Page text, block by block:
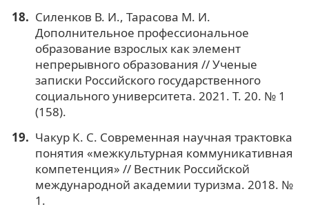
Силенков В. И., Тарасова М. И.
Дополнительное профессиональное
образование взрослых как элемент
непрерывного образования // Ученые
записки Российского государственного
социального университета. 2021. Т. 20. № 1
(158).
Чакур К. С. Современная научная трактовка
понятия «межкультурная коммуникативная
компетенция» // Вестник Российской
международной академии туризма. 2018. №
1.